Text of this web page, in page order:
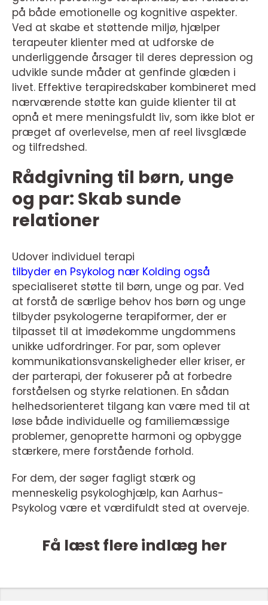
på både emotionelle og kognitive aspekter.
Ved at skabe et støttende miljø, hjælper
terapeuter klienter med at udforske de
underliggende årsager til deres depression og
udvikle sunde måder at genfinde glæden i
livet. Effektive terapiredskaber kombineret med
nærværende støtte kan guide klienter til at
opnå et mere meningsfuldt liv, som ikke blot er
præget af overlevelse, men af reel livsglæde
og tilfredshed.
Rådgivning til børn, unge
og par: Skab sunde
relationer
Udover individuel terapi
tilbyder en Psykolog nær Kolding også
specialiseret støtte til børn, unge og par. Ved
at forstå de særlige behov hos børn og unge
tilbyder psykologerne terapiformer, der er
tilpasset til at imødekomme ungdommens
unikke udfordringer. For par, som oplever
kommunikationsvanskeligheder eller kriser, er
der parterapi, der fokuserer på at forbedre
forståelsen og styrke relationen. En sådan
helhedsorienteret tilgang kan være med til at
løse både individuelle og familiemæssige
problemer, genoprette harmoni og opbygge
stærkere, mere forstående forhold.
For dem, der søger fagligt stærk og
menneskelig psykologhjælp, kan Aarhus-
Psykolog være et værdifuldt sted at overveje.
Få læst flere indlæg her